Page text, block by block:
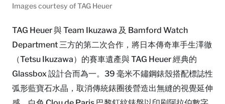
Images courtesy of TAG Heuer
TAG Heuer 與 Team Ikuzawa 及 Bamford Watch
Department 三方的第二次合作，將日本傳奇車手生澤徹
（Tetsu Ikuzawa）的賽車遺產與 TAG Heuer 經典的
Glassbox 設計合而為一。39 毫米不鏽鋼錶殼搭配標誌性
弧形藍寶石水晶，取消傳統錶圈後營造出無縫的視覺延伸